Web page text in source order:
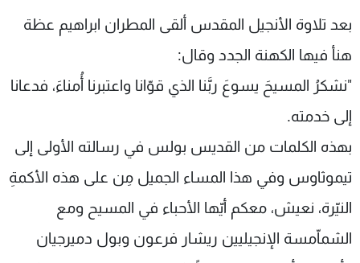
بعد تلاوة الأنجيل المقدس ألقى المطران ابراهيم عظة
هنأ فيها الكهنة الجدد وقال:
"نشكرُ المسيحَ يسوعَ ربَّنا الذي قوّانا واعتبرنا أُمناءَ، فدعانا
إلى خدمته.
بهذه الكلمات من القديس بولس في رسالته الأولى إلى
تيموثاوس وفي هذا المساء الجميل مِن على هذه الأكمةِ
النيّرة، نعيش، معكم أيّها الأحباء في المسيح ومع
الشماّمسة الإنجيليين ريشار فرعون وبول دميرجيان